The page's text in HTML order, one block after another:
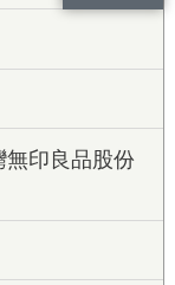
無印良品股份